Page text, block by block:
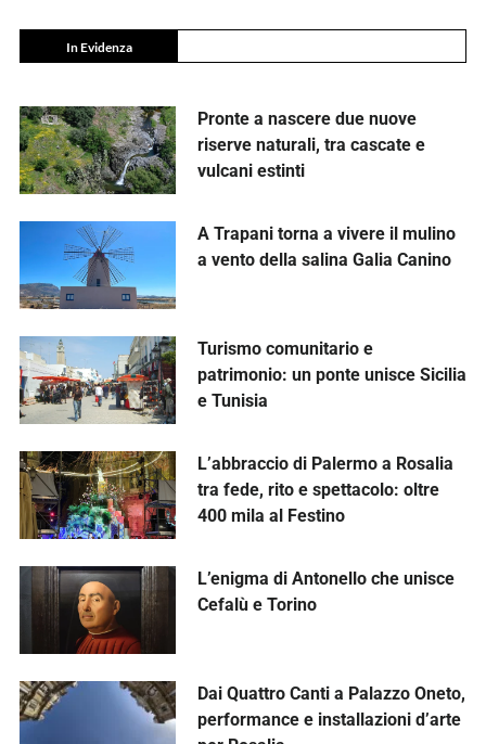
In Evidenza
Pronte a nascere due nuove
riserve naturali, tra cascate e
vulcani estinti
A Trapani torna a vivere il mulino
a vento della salina Galia Canino
Turismo comunitario e
patrimonio: un ponte unisce Sicilia
e Tunisia
L’abbraccio di Palermo a Rosalia
tra fede, rito e spettacolo: oltre
400 mila al Festino
L’enigma di Antonello che unisce
Cefalù e Torino
Dai Quattro Canti a Palazzo Oneto,
performance e installazioni d’arte